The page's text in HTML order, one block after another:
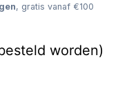
, gratis vanaf €100
worden)